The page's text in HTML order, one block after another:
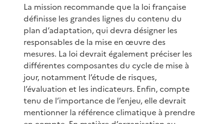
La mission recommande que la loi française
définisse les grandes lignes du contenu du
plan d’adaptation, qui devra désigner les
responsables de la mise en œuvre des
mesures. La loi devrait également préciser les
différentes composantes du cycle de mise à
jour, notamment l’étude de risques,
l’évaluation et les indicateurs. Enfin, compte
tenu de l’importance de l’enjeu, elle devrait
mentionner la référence climatique à prendre